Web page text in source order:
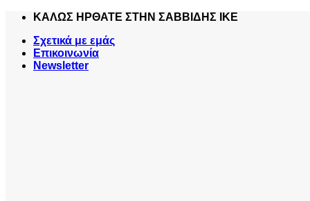
Skip
content
ΚΑΛΩΣ ΗΡΘΑΤΕ ΣΤΗΝ ΣΑΒΒΙΔΗΣ ΙΚΕ
Σχετικά με εμάς
Επικοινωνία
Newsletter